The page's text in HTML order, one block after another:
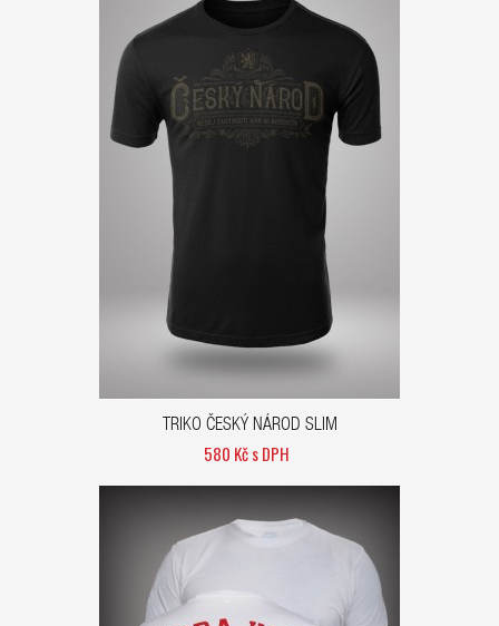
TRIKO ČESKÝ NÁROD SLIM
580 Kč s DPH